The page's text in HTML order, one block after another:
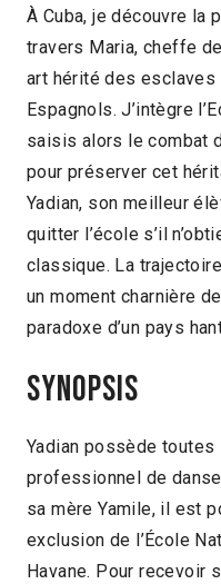
À Cuba, je découvre la
travers Maria, cheffe
art hérité des
Espagnols. J’intègre
saisis alors le combat
pour préserver cet
Yadian, son meilleur
quitter l’école s’il
classique. La
un moment charnière
paradoxe d’un pays
Synopsis
Yadian possède
professionnel de danse
sa mère Yamile, il est
exclusion de l’École
Havane. Pour recevoir